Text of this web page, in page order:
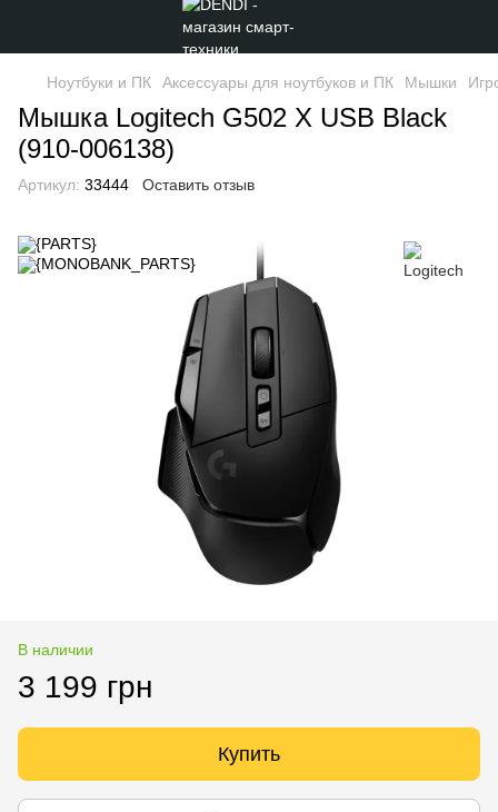
Ноутбуки и ПК Аксессуары для ноутбуков и ПК Мышки
Мышка Logitech G502 X USB Black
(910-006138)
Артикул: 33444 Оставить отзыв
В наличии
3 199 грн
Купить